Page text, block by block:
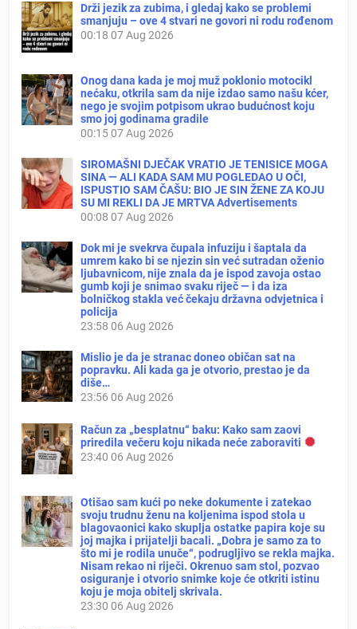
Drži jezik za zubima, i gledaj kako se problemi
smanjuju – ove 4 stvari ne govori ni rodu rođenom
00:18 07 Aug 2026
Onog dana kada je moj muž poklonio motocikl
nećaku, otkrila sam da nije izdao samo našu kćer,
nego je svojim potpisom ukrao budućnost koju
smo joj godinama gradile
00:1507 Aug 2026
SIROMAŠNI DJEČAK VRATIO JE TENISICE MOGA
SINA — ALI KADA SAM MU POGLEDAO U OČI,
ISPUSTIO SAM ČAŠU: BIO JE SIN ŽENE ZA KOJU
SU MI REKLI DA JE MRTVA Advertisements
00:08 07 Aug 2026
Dok mi je svekrva čupala infuziju i šaptala da
umrem kako bi se njezin sin već sutradan oženio
ljubavnicom, nije znala da je ispod zavoja ostao
gumb koji je snimao svaku riječ — i da iza
bolničkog stakla već čekaju državna odvjetnica i
policija
23:58 06 Aug 2026
Mislio je da je stranac doneo običan sat na
popravku. Ali kada ga je otvorio, prestao je da
diše…
23:56 06 Aug 2026
Račun za „besplatnu“ baku: Kako sam zaovi
priredila večeru koju nikada neće zaboraviti
23:40 06 Aug 2026
Otišao sam kući po neke dokumente i zatekao
svoju trudnu ženu na koljenima ispod stola u
blagovaonici kako skuplja ostatke papira koje su
joj majka i prijatelji bacali. „Dobra je samo za to
što mi je rodila unuče“, podrugljivo se rekla majka.
Nisam rekao ni riječi. Okrenuo sam stol, pozvao
osiguranje i otvorio snimke koje će otkriti istinu
koju je moja obitelj skrivala.
23:30 06 Aug 2026